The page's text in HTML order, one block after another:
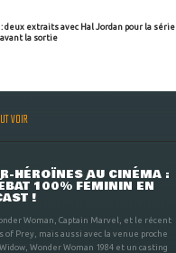
deux extraits avec Hal Jordan pour la série
avant la sortie
VOIR
HÉROÏNES AU CINÉMA :
100% FÉMININ EN
!
Woman, Captain Marvel, et le récent
of Prey, mais aussi avec la venue proche
Wonder Woman 1984 et un casting